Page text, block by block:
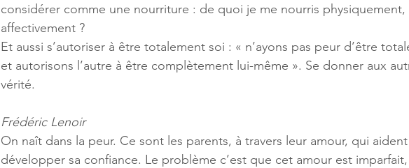
considérer comme une nourriture : de quoi je me nourris
affectivement ?
Et aussi s’autoriser à être totalement soi : « n’ayons pas peur d’être
et autorisons l’autre à être complètement lui-même ». Se donner aux
vérité.
Frédéric Lenoir
On naît dans la peur. Ce sont les parents, à travers leur amour, qui aident
développer sa confiance. Le problème c’est que cet amour est